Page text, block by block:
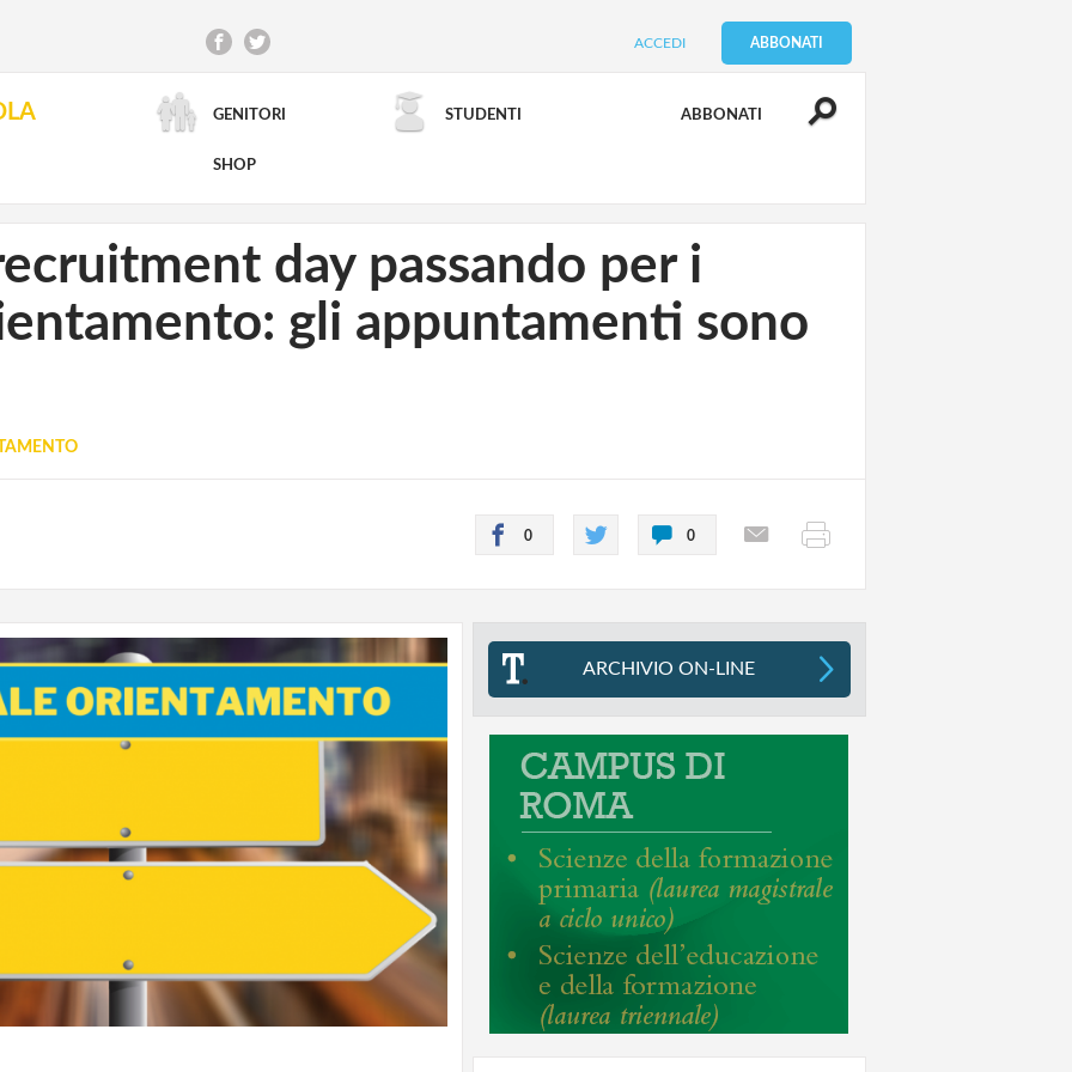
ACCEDI ABBONATI
GENITORI STUDENTI ABBONATI
SHOP
RICERCA AVANZATA
day passando per i
gli appuntamenti sono
0 0
ARCHIVIO ON-LINE